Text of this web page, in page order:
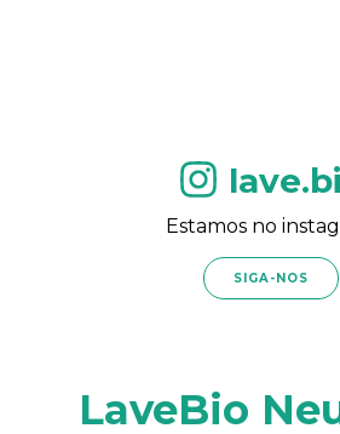
Estamos no
SIGA-NOS
LaveBio